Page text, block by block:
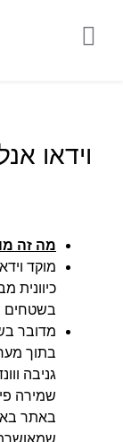
וידאו
מה זה
מוקד
כיוונית
בשטחים
מדובר
בתוך
גניבה
שמירה
באתר
שמאושרת